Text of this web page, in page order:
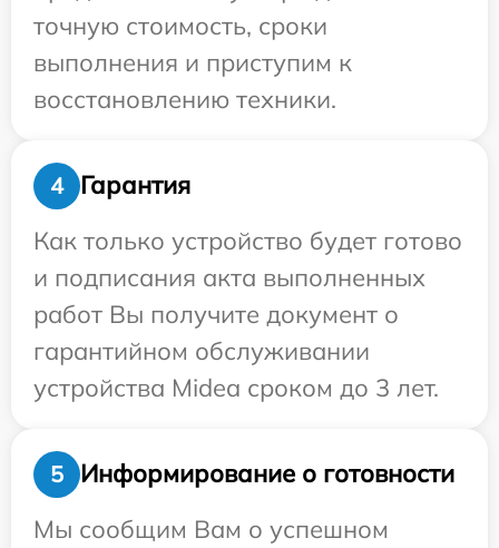
точную стоимость, сроки
выполнения и приступим к
восстановлению техники.
4
Гарантия
Как только устройство будет готово
и подписания акта выполненных
работ Вы получите документ о
гарантийном обслуживании
устройства Midea сроком до 3 лет.
5
Информирование о готовности
Мы сообщим Вам о успешном